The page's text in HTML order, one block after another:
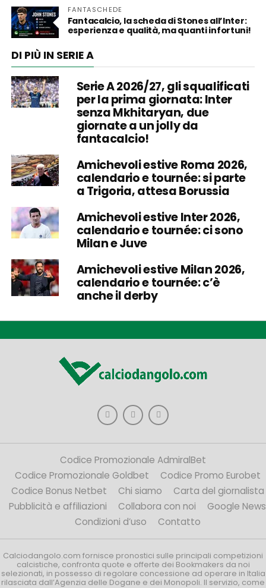
FANTASCHEDE
Fantacalcio, la scheda di Stones all’Inter:
esperienza e qualità, ma quanti infortuni!
DI PIÙ IN SERIE A
Serie A 2026/27, gli squalificati
per la prima giornata: Inter
senza Mkhitaryan, due
giornate a un jolly da
fantacalcio!
Amichevoli estive Roma 2026,
calendario e tournée: si parte
a Trigoria, attesa Borussia
Amichevoli estive Inter 2026,
calendario e tournée: ci sono
Milan e Juve
Amichevoli estive Milan 2026,
calendario e tournée: c’è
anche il derby
Codice Promozionale AdmiralBet
Codice Promozionale Goldbet
Codice Promo Eurobet
Codice Bonus Netbet
Chi siamo
Carta del giornalista
Pubblicità e affiliazioni
Collabora con noi
Google News
Condizioni d’uso
Contatto
Calciodangolo.com fornisce pronostici sulle principali competizioni
calcistiche, confronta quote e offerte dei Bookmakers da noi
selezionati, in possesso di regolare concessione ad operare in Italia
rilasciata dall’Agenzia delle Dogane e dei Monopoli. Il servizio, come